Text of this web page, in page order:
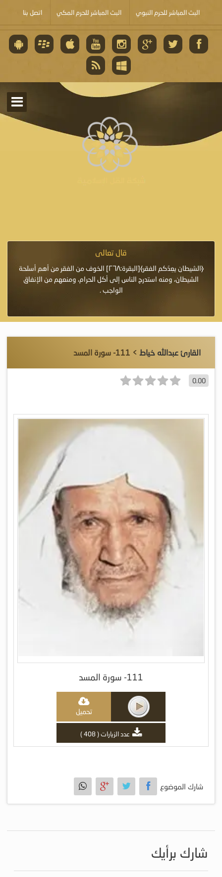
البث المباشر للحرم النبوي البث المباشر للحرم المكي اتصل بنا
قال تعالى
﴿الشيطان يعِدُكم الفقر﴾[البقرة:٢٦٨] الخوف من الفقر من أهم أسلحة
الشيطان، ومنه استدرج الناس إلى أكل الحرام، ومنعهم من الإنفاق
الواجب .
القارئ عبدالله خياط > 111- سورة المسد
0.00
111- سورة المسد
تحميل
عدد الزيارات ( 408 )
شارك الموضوع
شارك برأيك